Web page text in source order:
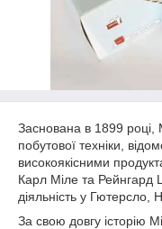
Заснована в 1899 році,
побутової техніки,
високоякісними
Карл Міле та Рейнгард
діяльність у Гютерсло,
За свою довгу історію